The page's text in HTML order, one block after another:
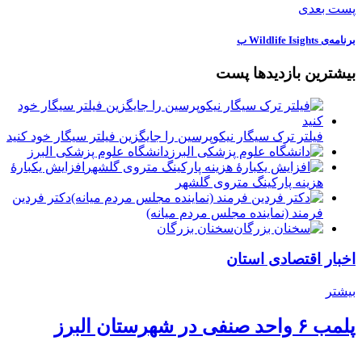
پست بعدی
️برنامه‌ی Wildlife Isights ب
بیشترین بازدیدها پست
فیلتر ترک سیگار نیکوپرسین را جایگزین فیلتر سیگار خود کنید
دانشگاه علوم پزشکی البرز
افزایش یکبارۀ
هزینه پارکینگ متروی گلشهر
دكتر فردين
فرمند (نماينده مجلس مردم میانه)
سخنان بزرگان
اخبار اقتصادی استان
بیشتر
پلمب ۶ واحد صنفی در شهرستان البرز